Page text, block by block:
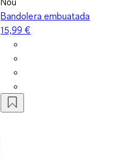
Bandolera embuatada
15,99 €